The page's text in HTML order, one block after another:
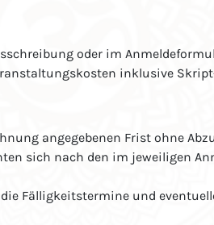
oder im
inklusive
angegebenen Frist ohne
sich nach den im jeweiligen
Fälligkeitstermine und